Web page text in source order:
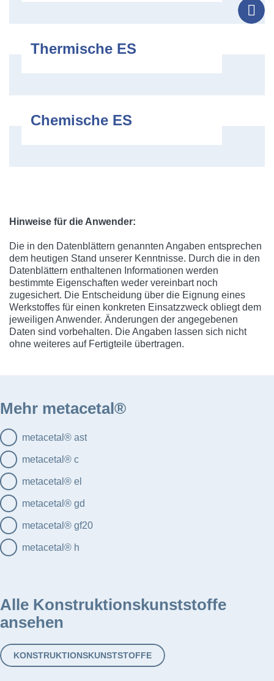
Thermische ES
Chemische ES
Hinweise für die Anwender:
Die in den Datenblättern genannten Angaben entsprechen
dem heutigen Stand unserer Kenntnisse. Durch die in den
Datenblättern enthaltenen Informationen werden
bestimmte Eigenschaften weder vereinbart noch
zugesichert. Die Entscheidung über die Eignung eines
Werkstoffes für einen konkreten Einsatzzweck obliegt dem
jeweiligen Anwender. Änderungen der angegebenen
Daten sind vorbehalten. Die Angaben lassen sich nicht
ohne weiteres auf Fertigteile übertragen.
Mehr metacetal®
metacetal® ast
metacetal® c
metacetal® el
metacetal® gd
metacetal® gf20
metacetal® h
Alle Konstruktionskunststoffe
ansehen
KONSTRUKTIONSKUNSTSTOFFE